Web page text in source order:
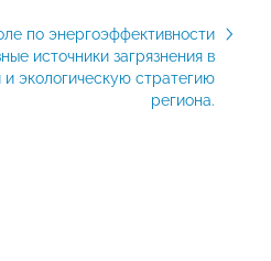
по энергоэффективности
источники загрязнения в
экологическую стратегию
региона.